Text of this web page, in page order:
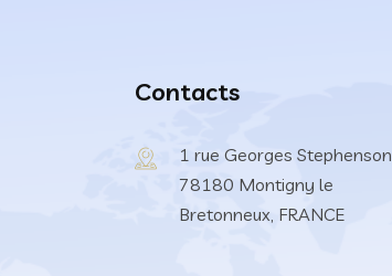
Contacts
1 rue Georges Stephenson
78180 Montigny le
Bretonneux, FRANCE